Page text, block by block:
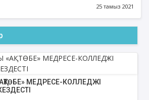
25 тамыз 2021
МЕДРЕСЕ-КОЛЛЕДЖІ